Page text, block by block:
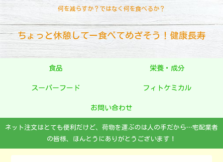
何を減らすか？ではなく何を食べるか？
ちょっと休憩してー食べてめざそう！健康長寿
食品 栄養・成分
スーパーフード フィトケミカル
お問い合わせ
ネット注文はとても便利だけど、荷物を運ぶのは人の手だから…宅配業者
の皆様、ほんとうにありがとうございます！